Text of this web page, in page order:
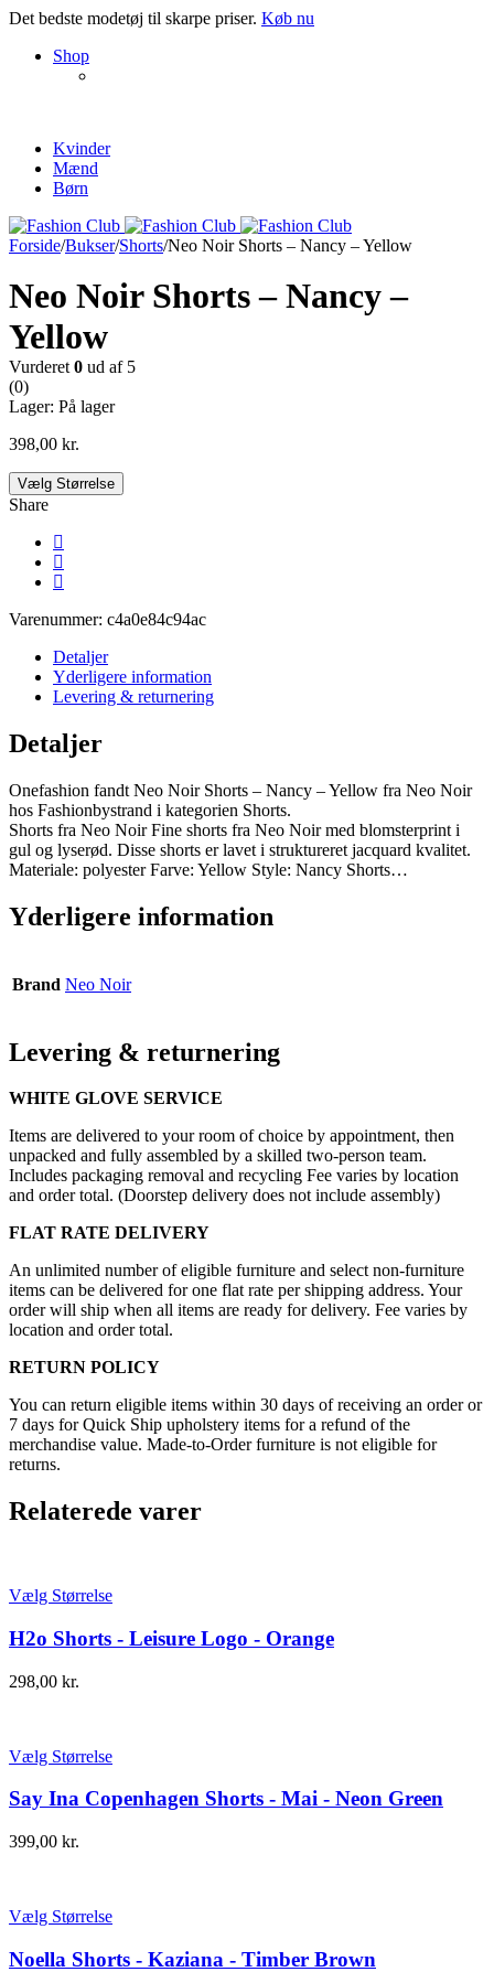
Det bedste modetøj til skarpe priser. Køb nu
Shop
Kvinder
Mænd
Børn
Forside/Bukser/Shorts/Neo Noir Shorts – Nancy – Yellow
Neo Noir Shorts – Nancy –
Yellow
Vurderet 0 ud af 5
(0)
Lager: På lager
398,00 kr.
Vælg Størrelse
Share
Varenummer: c4a0e84c94ac
Detaljer
Yderligere information
Levering & returnering
Detaljer
Onefashion fandt Neo Noir Shorts – Nancy – Yellow fra Neo Noir
hos Fashionbystrand i kategorien Shorts.
Shorts fra Neo Noir Fine shorts fra Neo Noir med blomsterprint i
gul og lyserød. Disse shorts er lavet i struktureret jacquard kvalitet.
Materiale: polyester Farve: Yellow Style: Nancy Shorts…
Yderligere information
Brand Neo Noir
Levering & returnering
WHITE GLOVE SERVICE
Items are delivered to your room of choice by appointment, then
unpacked and fully assembled by a skilled two-person team.
Includes packaging removal and recycling Fee varies by location
and order total. (Doorstep delivery does not include assembly)
FLAT RATE DELIVERY
An unlimited number of eligible furniture and select non-furniture
items can be delivered for one flat rate per shipping address. Your
order will ship when all items are ready for delivery. Fee varies by
location and order total.
RETURN POLICY
You can return eligible items within 30 days of receiving an order or
7 days for Quick Ship upholstery items for a refund of the
merchandise value. Made-to-Order furniture is not eligible for
returns.
Relaterede varer
Vælg Størrelse
H2o Shorts - Leisure Logo - Orange
298,00 kr.
Vælg Størrelse
Say Ina Copenhagen Shorts - Mai - Neon Green
399,00 kr.
Vælg Størrelse
Noella Shorts - Kaziana - Timber Brown